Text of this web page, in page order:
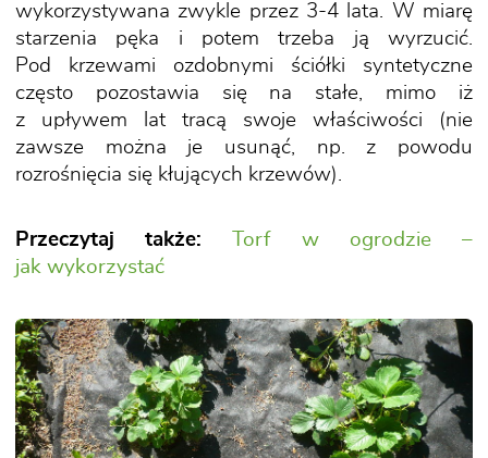
wykorzystywana zwykle przez 3-4 lata. W miarę
starzenia pęka i potem trzeba ją wyrzucić.
Pod krzewami ozdobnymi ściółki syntetyczne
często pozostawia się na stałe, mimo iż
z upływem lat tracą swoje właściwości (nie
zawsze można je usunąć, np. z powodu
rozrośnięcia się kłujących krzewów).
Przeczytaj także:
Torf w ogrodzie –
jak wykorzystać